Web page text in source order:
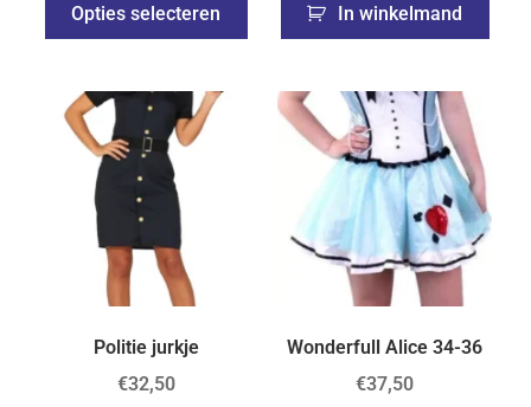
Opties selecteren In winkelmand
Politie jurkje
€32,50
Wonderfull Alice 34-36
€37,50